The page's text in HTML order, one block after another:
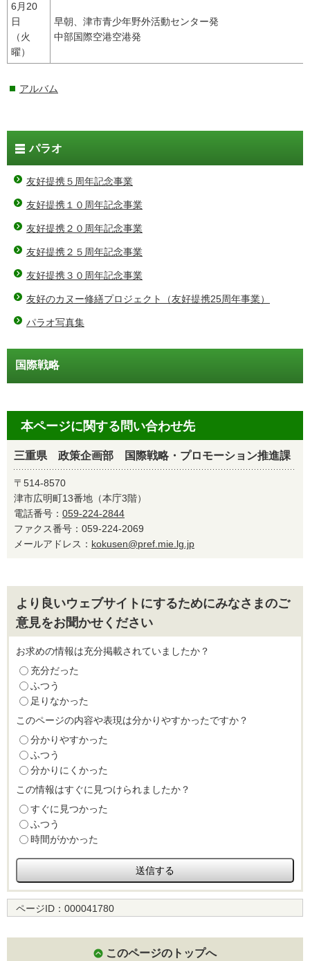
6月20
日
（火
曜）
早朝、津市青少年野外活動センター発
中部国際空港空港発
アルバム
パラオ
友好提携５周年記念事業
友好提携１０周年記念事業
友好提携２０周年記念事業
友好提携２５周年記念事業
友好提携３０周年記念事業
友好のカヌー修繕プロジェクト（友好提携25周年事業）
パラオ写真集
国際戦略
本ページに関する問い合わせ先
三重県 政策企画部 国際戦略・プロモーション推進課
〒514-8570
津市広明町13番地（本庁3階）
電話番号： 059-224-2844
ファクス番号：059-224-2069
メールアドレス： kokusen@pref.mie.lg.jp
より良いウェブサイトにするためにみなさまのご
意見をお聞かせください
お求めの情報は充分掲載されていましたか？
充分だった
ふつう
足りなかった
このページの内容や表現は分かりやすかったですか？
分かりやすかった
ふつう
分かりにくかった
この情報はすぐに見つけられましたか？
すぐに見つかった
ふつう
時間がかかった
ページID： 000041780
このページのトップへ